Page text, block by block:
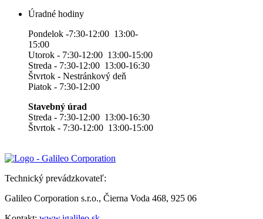
Úradné hodiny
Pondelok -7:30-12:00 13:00-
15:00
Utorok - 7:30-12:00 13:00-15:00
Streda - 7:30-12:00 13:00-16:30
Štvrtok - Nestránkový deň
Piatok - 7:30-12:00
Stavebný úrad
Streda - 7:30-12:00 13:00-16:30
Štvrtok - 7:30-12:00 13:00-15:00
Technický prevádzkovateľ:
Galileo Corporation s.r.o., Čierna Voda 468, 925 06